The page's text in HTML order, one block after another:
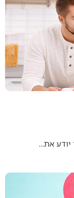
את…